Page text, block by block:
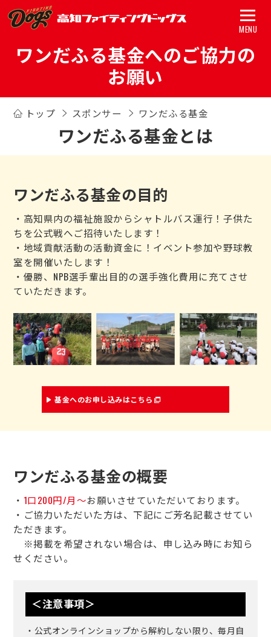
ワンだふる基金へのご協力の
お願い
トップ スポンサー ワンだふる基金
ワンだふる基金とは
ワンだふる基金の目的
・高知県内の福祉施設からシャトルバス運行！子供た
ちを公式戦へご招待いたします！
・地域貢献活動の活動資金に！イベント参加や野球教
室を開催いたします！
・優勝、NPB選手輩出目的の選手強化費用に充てさせ
ていただきます。
基金へのお申し込みはこちら
ワンだふる基金の概要
・ 1口200円/月～お願いさせていただいております。
・ご協力いただいた方は、下記にご芳名記載させてい
ただきます。
※掲載を希望されない場合は、申し込み時にお知ら
せください。
＜注意事項＞
・公式オンラインショップから解約しない限り、毎月自
MENU
トップ
試合
チーム
アカデミー
初心者ガイド
新着情報
運営会社